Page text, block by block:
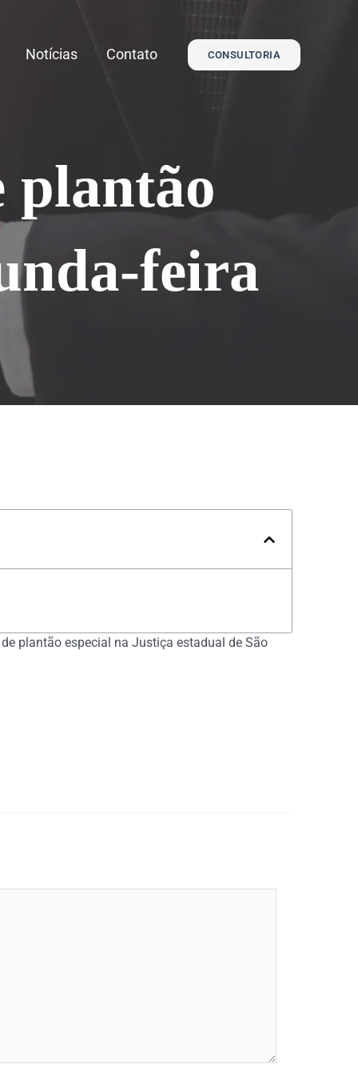
Notícias Contato CONSULTORIA
plantão
feira
plantão especial na Justiça estadual de São